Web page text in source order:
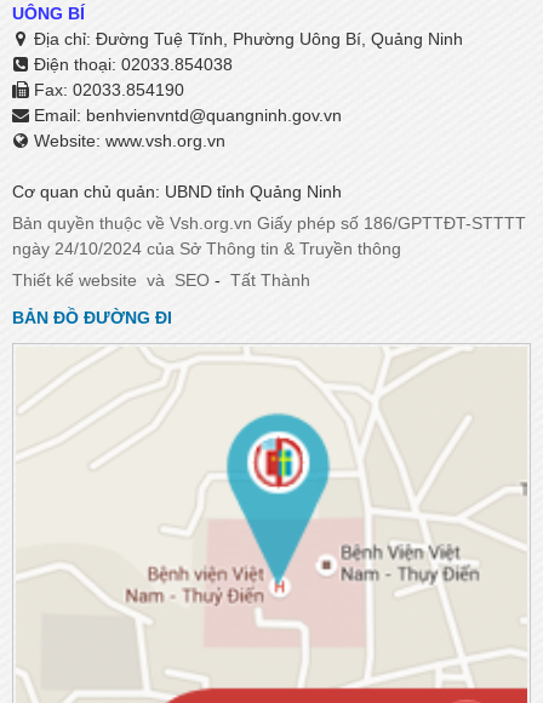
UÔNG BÍ
Địa chỉ: Đường Tuệ Tĩnh, Phường Uông Bí, Quảng Ninh
Điện thoại: 02033.854038
Fax: 02033.854190
Email: benhvienvntd@quangninh.gov.vn​​​​​​​
Website: www.vsh.org.vn
Cơ quan chủ quản: UBND tỉnh Quảng Ninh
Bản quyền thuộc về Vsh.org.vn Giấy phép số 186/GPTTĐT-STTTT
ngày 24/10/2024 của Sở Thông tin & Truyền thông
Thiết kế website và SEO - Tất Thành
BẢN ĐỒ ĐƯỜNG ĐI